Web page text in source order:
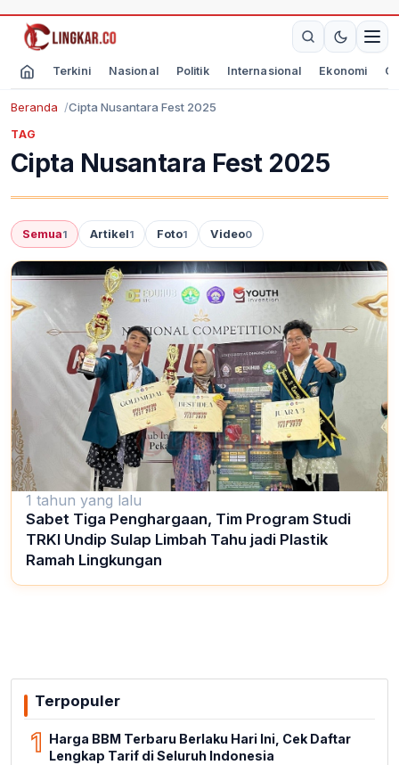
Terkini Nasional Politik Internasional Ekonomi
Beranda Cipta Nusantara Fest 2025
TAG
Cipta Nusantara Fest 2025
Semua1 Artikel1 Foto1 Video0
1 tahun yang lalu
Sabet Tiga Penghargaan, Tim Program Studi
TRKI Undip Sulap Limbah Tahu jadi Plastik
Ramah Lingkungan
Terpopuler
1 Harga BBM Terbaru Berlaku Hari Ini, Cek Daftar
Lengkap Tarif di Seluruh Indonesia